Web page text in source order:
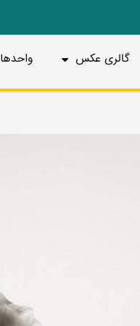
گالری عکس واحدها